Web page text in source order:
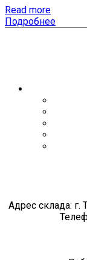
Read more
Подробнее
Адрес склада: г.